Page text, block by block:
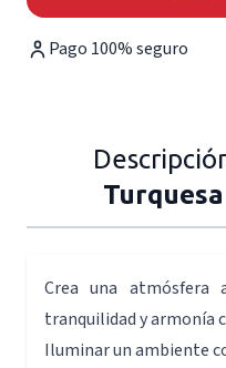
Pago 100% seguro
Crea una atmósfera
tranquilidad y armonía
Iluminar un ambiente